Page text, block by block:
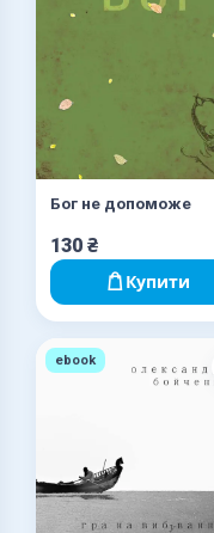
Бог не допоможе
130 ₴
Купити
ebook